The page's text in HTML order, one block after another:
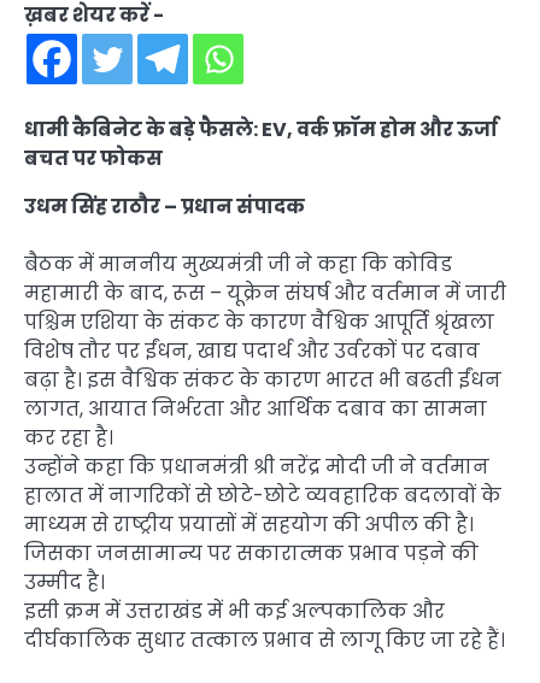
ख़बर शेयर करें -
धामी कैबिनेट के बड़े फैसले: EV, वर्क फ्रॉम होम और ऊर्जा
बचत पर फोकस
उधम सिंह राठौर – प्रधान संपादक
बैठक में माननीय मुख्यमंत्री जी ने कहा कि कोविड
महामारी के बाद, रूस – यूक्रेन संघर्ष और वर्तमान में जारी
पश्चिम एशिया के संकट के कारण वैश्विक आपूर्ति श्रृंखला
विशेष तौर पर ईंधन, खाद्य पदार्थ और उर्वरकों पर दबाव
बढ़ा है। इस वैश्विक संकट के कारण भारत भी बढती ईंधन
लागत, आयात निर्भरता और आर्थिक दबाव का सामना
कर रहा है।
उन्होंने कहा कि प्रधानमंत्री श्री नरेंद्र मोदी जी ने वर्तमान
हालात में नागरिकों से छोटे-छोटे व्यवहारिक बदलावों के
माध्यम से राष्ट्रीय प्रयासों में सहयोग की अपील की है।
जिसका जनसामान्य पर सकारात्मक प्रभाव पड़ने की
उम्मीद है।
इसी क्रम में उत्तराखंड में भी कई अल्पकालिक और
दीर्घकालिक सुधार तत्काल प्रभाव से लागू किए जा रहे हैं।